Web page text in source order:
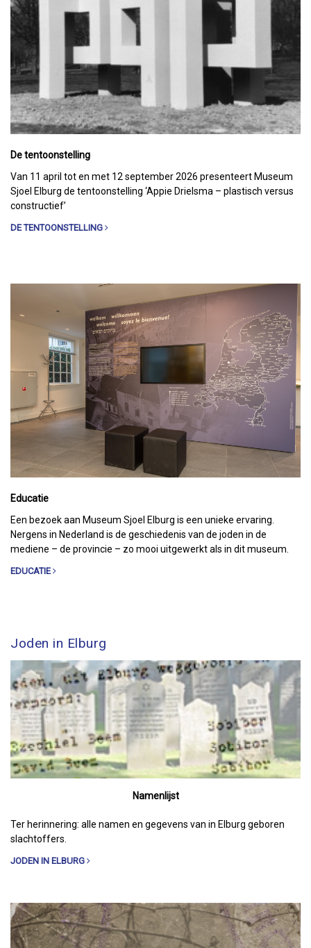
De tentoonstelling
Van 11 april tot en met 12 september 2026 presenteert Museum
Sjoel Elburg de tentoonstelling ‘Appie Drielsma – plastisch versus
constructief’
DE TENTOONSTELLING
Educatie
Een bezoek aan Museum Sjoel Elburg is een unieke ervaring.
Nergens in Nederland is de geschiedenis van de joden in de
mediene – de provincie – zo mooi uitgewerkt als in dit museum.
EDUCATIE
Joden in Elburg
Namenlijst
Ter herinnering: alle namen en gegevens van in Elburg geboren
slachtoffers.
JODEN IN ELBURG